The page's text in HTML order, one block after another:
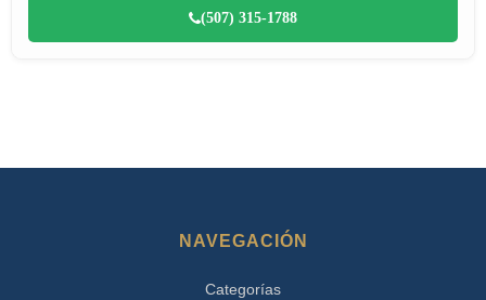
(507) 315-1788
NAVEGACIÓN
Categorías